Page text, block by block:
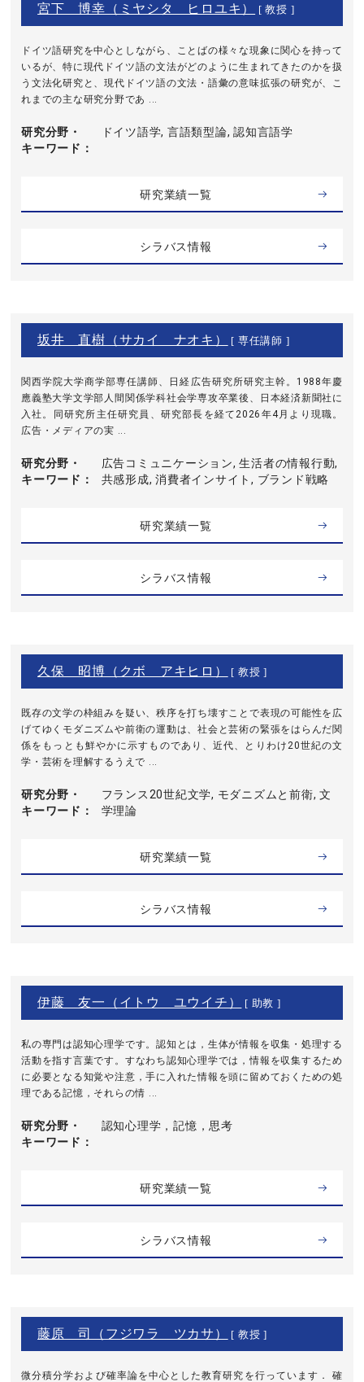
宮下 博幸（ミヤシタ ヒロユキ） [ 教授 ]
ドイツ語研究を中心としながら、ことばの様々な現象に関心を持って
いるが、特に現代ドイツ語の文法がどのように生まれてきたのかを扱
う文法化研究と、現代ドイツ語の文法・語彙の意味拡張の研究が、こ
れまでの主な研究分野であ ...
研究分野・
キーワード
ドイツ語学, 言語類型論, 認知言語学
研究業績一覧
シラバス情報
坂井 直樹（サカイ ナオキ） [ 専任講師 ]
関西学院大学商学部専任講師、日経広告研究所研究主幹。1988年慶
應義塾大学文学部人間関係学科社会学専攻卒業後、日本経済新聞社に
入社。同研究所主任研究員、研究部長を経て2026年4月より現職。
広告・メディアの実 ...
研究分野・
キーワード
広告コミュニケーション, 生活者の情報行動,
共感形成, 消費者インサイト, ブランド戦略
研究業績一覧
シラバス情報
久保 昭博（クボ アキヒロ） [ 教授 ]
既存の文学の枠組みを疑い、秩序を打ち壊すことで表現の可能性を広
げてゆくモダニズムや前衛の運動は、社会と芸術の緊張をはらんだ関
係をもっとも鮮やかに示すものであり、近代、とりわけ20世紀の文
学・芸術を理解するうえで ...
研究分野・
キーワード
フランス20世紀文学, モダニズムと前衛, 文
学理論
研究業績一覧
シラバス情報
伊藤 友一（イトウ ユウイチ） [ 助教 ]
私の専門は認知心理学です。認知とは，生体が情報を収集・処理する
活動を指す言葉です。すなわち認知心理学では，情報を収集するため
に必要となる知覚や注意，手に入れた情報を頭に留めておくための処
理である記憶，それらの情 ...
研究分野・
キーワード
認知心理学，記憶，思考
研究業績一覧
シラバス情報
藤原 司（フジワラ ツカサ） [ 教授 ]
微分積分学および確率論を中心とした教育研究を行っています． 確